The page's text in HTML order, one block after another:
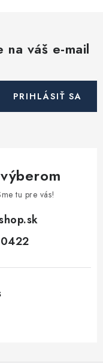
na váš e-mail
PRIHLÁSIŤ SA
tu pre vás!